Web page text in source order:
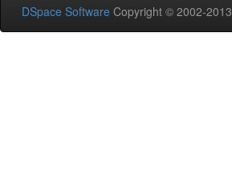
DSpace Software Copyright © 2002-2013